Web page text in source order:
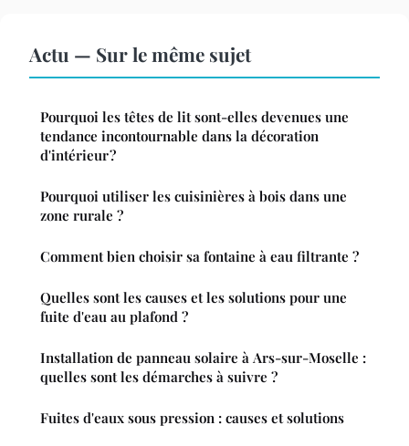
Actu — Sur le même sujet
Pourquoi les têtes de lit sont-elles devenues une
tendance incontournable dans la décoration
d'intérieur ?
Pourquoi utiliser les cuisinières à bois dans une
zone rurale ?
Comment bien choisir sa fontaine à eau filtrante ?
Quelles sont les causes et les solutions pour une
fuite d'eau au plafond ?
Installation de panneau solaire à Ars-sur-Moselle :
quelles sont les démarches à suivre ?
Fuites d'eaux sous pression : causes et solutions